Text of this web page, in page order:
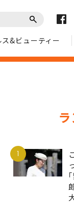
ス&ビューティー
1